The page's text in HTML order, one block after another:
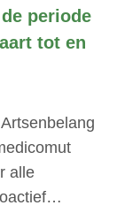
periode
tot en
alle